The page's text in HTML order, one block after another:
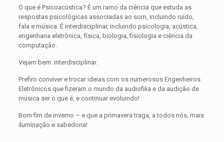
O que é Psicoacústica? É um ramo da ciência que estuda as
respostas psicológicas associadas ao som, incluindo ruído,
fala e música. É interdisciplinar, incluindo psicologia, acústica,
engenharia eletrônica, física, biologia, fisiologia e ciência da
computação.
Vejam bem: interdisciplinar.
Prefiro conviver e trocar ideias com os numerosos Engenheiros
Eletrônicos que fizeram o mundo da audiofilia e da audição de
música ser o que é, e continuar evoluindo!
Bom fim de inverno – e que a primavera traga, a todos nós, mais
iluminação e sabedoria!